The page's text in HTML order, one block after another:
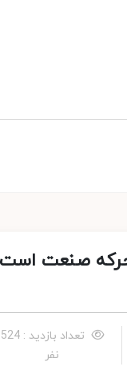
صنعت است
تعداد بازدید : 524
نفر